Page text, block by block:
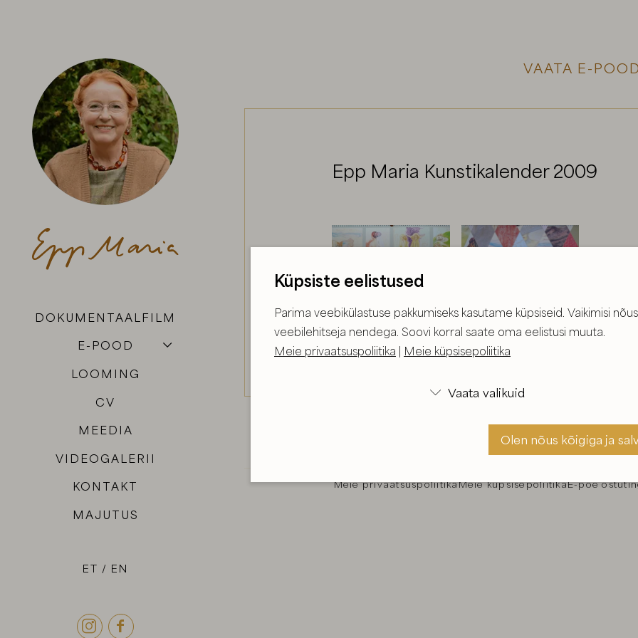
ET EN
 
DOKUMENTAALFILM
E-POOD
LOOMING
CV
MEEDIA
VIDEOGALERII
KONTAKT
MAJUTUS
VAATA E-
Epp Maria Kunstikalender 2009
sisalduv materjal on
ei ole soovitav selles sisalduvat materjali
Meie privaatsuspoliitikaMeie küpsisepoliitikaE-poe
Küpsiste eelistused
Parima veebikülastuse pakkumiseks kasutame küpsiseid. Vaikimisi
veebilehitseja nendega. Soovi korral saate oma eelistusi muuta.
Meie privaatsuspoliitika
Meie küpsisepoliitika
 Vaata valikuid
Olen nõus ja
Olen nõus kõigiga ja